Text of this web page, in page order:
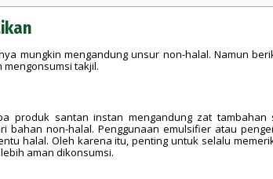
mungkin mengandung unsur non-halal. Namun
takjil.
produk santan instan mengandung zat tambahan
non-halal. Penggunaan emulsifier atau
halal. Oleh karena itu, penting untuk selalu
aman dikonsumsi.